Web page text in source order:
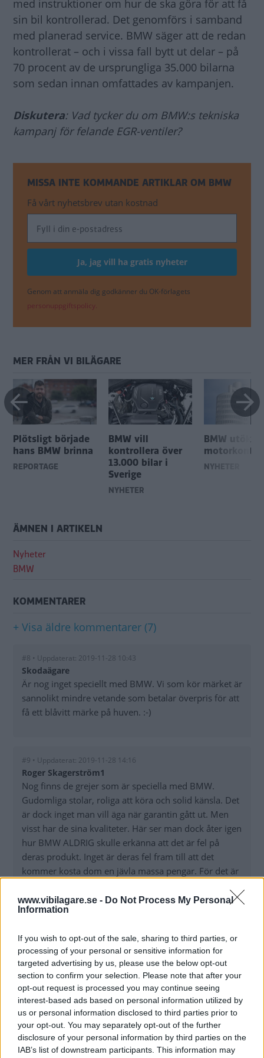
www.vibilagare.se - Do Not Process My Personal
Information
If you wish to opt-out of the sale, sharing to third parties, or
processing of your personal or sensitive information for
targeted advertising by us, please use the below opt-out
section to confirm your selection. Please note that after your
opt-out request is processed you may continue seeing
interest-based ads based on personal information utilized by
us or personal information disclosed to third parties prior to
your opt-out. You may separately opt-out of the further
disclosure of your personal information by third parties on the
IAB’s list of downstream participants. This information may
med instruktioner om hur de ska göra för att få
sin bil kontrollerad. Det genomförs i samband
med planerad service. BMW säger att de redan
kontrollerat – och i vissa fall bytt ut delar – på
70 procent av de ursprungliga 35.000 bilarna
som sedan innan omfattades av kampanjen.
Diskutera: Vad tycker du om BMW:s tekniska
kampanj för felande EGR-ventiler?
MISSA INTE KOMMANDE ARTIKLAR OM BMW
Få vårt nyhetsbrev utan kostnad
Genom att anmäla dig godkänner du OK-förlagets
personuppgiftspolicy.
MER FRÅN VI BILÄGARE
Plötsligt började
hans BMW brinna
REPORTAGE
BMW vill
kontrollera över
13.000 bilar i
Sverige
NYHETER
BMW utökar
NYHETER
ÄMNEN I ARTIKELN
Nyheter
BMW
KOMMENTARER
+ Visa äldre kommentarer (7)
#8 • Uppdaterat: 2019-11-28 10:43
Skodaägare
Är nog inget speciellt med BMW. Vi som kör märket är
sannolikt mindre vetande som betalar överpris för att
få ett blåvitt märke på huven. :-)
#9 • Uppdaterat: 2019-11-28 14:16
Roger Skagerström1
Nog finns de grejer som är speciella med BMW.
Gudomliga stolar, roliga att köra och solid känsla. Det
är dock inget man vill äga när garantin gått ut. Men
visst har de sina kvaliteter. Här ser man dock åter igen
hur BMW ALDRIG skulle erkänna att det är fel på
deras produkt. Inget är deras fel fram till att det
kommer kosta dom en jävla massa pengar. För det är
bilvärlden.
#a • Uppdaterat: 2022-02-14 20:27
Gäst (ej verifierad)
Nja, jag har haft två BMW. Så speciella är dom inte
förutom den typiska körkänslan, dom känns som en
BMW. Men gudomliga stolar? Inte alls om du inte
betalar minst 25.000kr extra. Gudomliga stolar hade
däremot en Saab 9-5 och dom kostade inget extra.
Sålde båda jag hade strax efter garantin gick ut, men